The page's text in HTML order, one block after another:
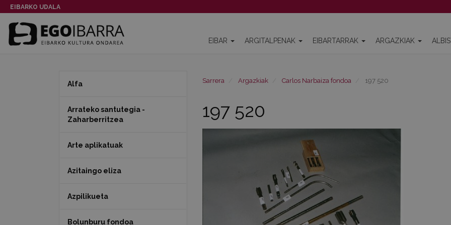
EIBARKO UDALA
EIBAR ARGITALPENAK EIBARTARRAK ARGAZKIAK
Sarrera Argazkiak Carlos Narbaiza fondoa 197 520
197 520
Alfa
Arrateko santutegia -
Zaharberritzea
Arte aplikatuak
Azitaingo eliza
Azpilikueta
Bolunburu fondoa